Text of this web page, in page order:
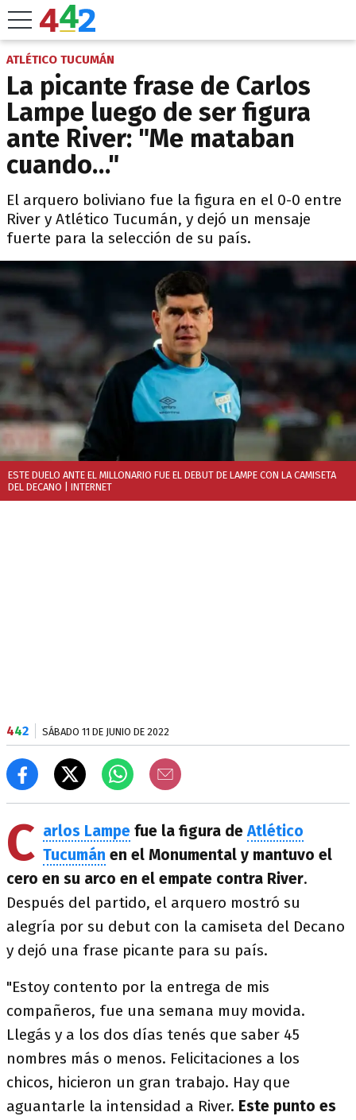
ATLÉTICO TUCUMÁN
La picante frase de Carlos
Lampe luego de ser figura
ante River: "Me mataban
cuando…"
El arquero boliviano fue la figura en el 0-0 entre
River y Atlético Tucumán, y dejó un mensaje
fuerte para la selección de su país.
ESTE DUELO ANTE EL MILLONARIO FUE EL DEBUT DE LAMPE CON LA CAMISETA
DEL DECANO | INTERNET
442 SÁBADO 11 DE JUNIO DE 2022
C arlos Lampe fue la figura deAtlético
Tucumán en el Monumental y mantuvo el
cero en su arco en el empate contra River.
Después del partido, el arquero mostró su
alegría por su debut con la camiseta del Decano
y dejó una frase picante para su país.
"Estoy contento por la entrega de mis
compañeros, fue una semana muy movida.
Llegás y a los dos días tenés que saber 45
nombres más o menos. Felicitaciones a los
chicos, hicieron un gran trabajo. Hay que
aguantarle la intensidad a River. Este punto es